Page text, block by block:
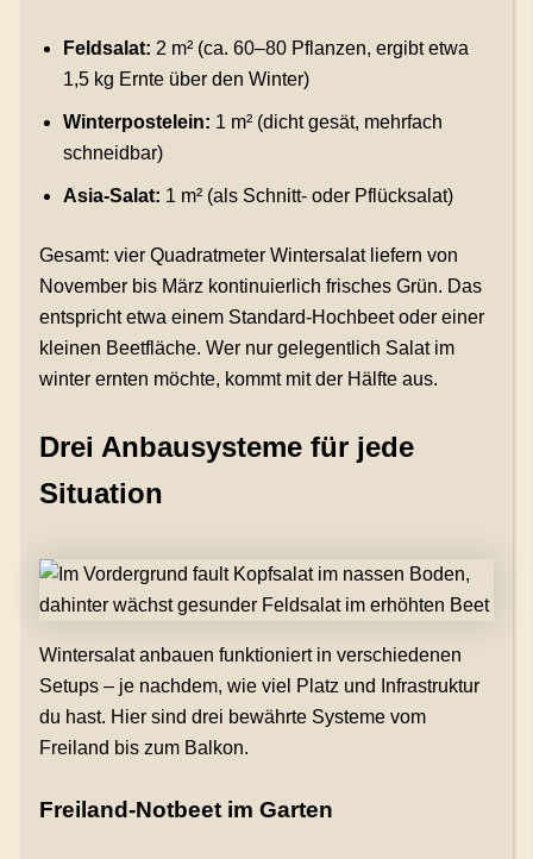
Feldsalat: 2 m² (ca. 60–80 Pflanzen, ergibt etwa
1,5 kg Ernte über den Winter)
Winterpostelein: 1 m² (dicht gesät, mehrfach
schneidbar)
Asia-Salat: 1 m² (als Schnitt- oder Pflücksalat)
Gesamt: vier Quadratmeter Wintersalat liefern von
November bis März kontinuierlich frisches Grün. Das
entspricht etwa einem Standard-Hochbeet oder einer
kleinen Beetfläche. Wer nur gelegentlich Salat im
winter ernten möchte, kommt mit der Hälfte aus.
Drei Anbausysteme für jede
Situation
Wintersalat anbauen funktioniert in verschiedenen
Setups – je nachdem, wie viel Platz und Infrastruktur
du hast. Hier sind drei bewährte Systeme vom
Freiland bis zum Balkon.
Freiland-Notbeet im Garten